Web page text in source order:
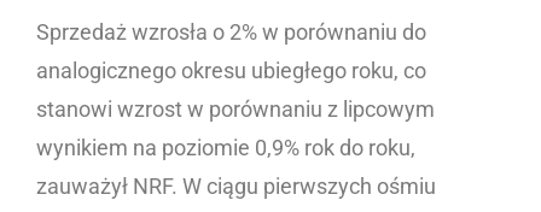
Sprzedaż wzrosła o 2% w porównaniu do
analogicznego okresu ubiegłego roku, co
stanowi wzrost w porównaniu z lipcowym
wynikiem na poziomie 0,9% rok do roku,
zauważył NRF. W ciągu pierwszych ośmiu